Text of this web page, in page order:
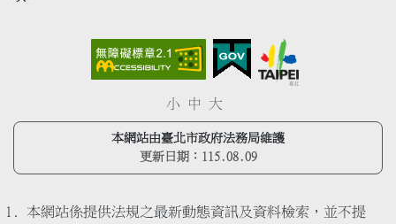
小 中 大
本網站由臺北市政府法務局維護
更新日期： 115.08.09
本網站係提供法規之最新動態資訊及資料檢索，並不提